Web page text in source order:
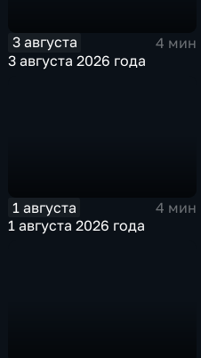
3 августа
4 мин
3 августа 2026 года
1 августа
4 мин
1 августа 2026 года